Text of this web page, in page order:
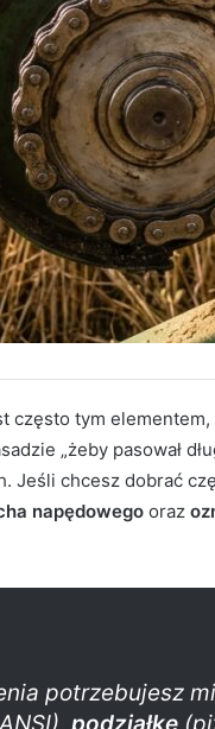
często tym
„żeby pasował
Jeśli chcesz dobrać
napędowego oraz
potrzebujesz